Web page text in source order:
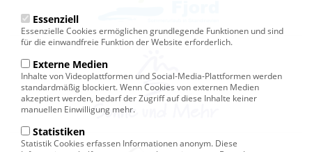
Essenziell
Essenzielle Cookies ermöglichen grundlegende Funktionen und sind
für die einwandfreie Funktion der Website erforderlich.
Externe Medien
Inhalte von Videoplattformen und Social-Media-Plattformen werden
standardmäßig blockiert. Wenn Cookies von externen Medien
akzeptiert werden, bedarf der Zugriff auf diese Inhalte keiner
manuellen Einwilligung mehr.
Statistiken
Statistik Cookies erfassen Informationen anonym. Diese